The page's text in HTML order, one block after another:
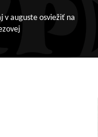
v auguste osviežiť na